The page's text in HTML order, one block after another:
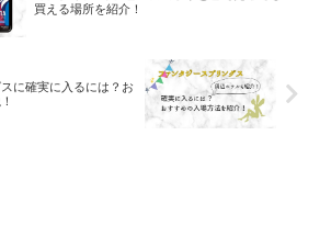
買える場所を紹介！
に確実に入るには？お